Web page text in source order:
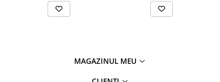
MAGAZINUL MEU